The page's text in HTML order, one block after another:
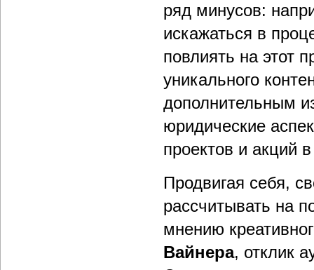
ряд минусов:
искажаться в
повлиять на этот
уникального
дополнительным
юридические
проектов и акций
Продвигая себя,
рассчитывать на
мнению
Вайнера, отклик